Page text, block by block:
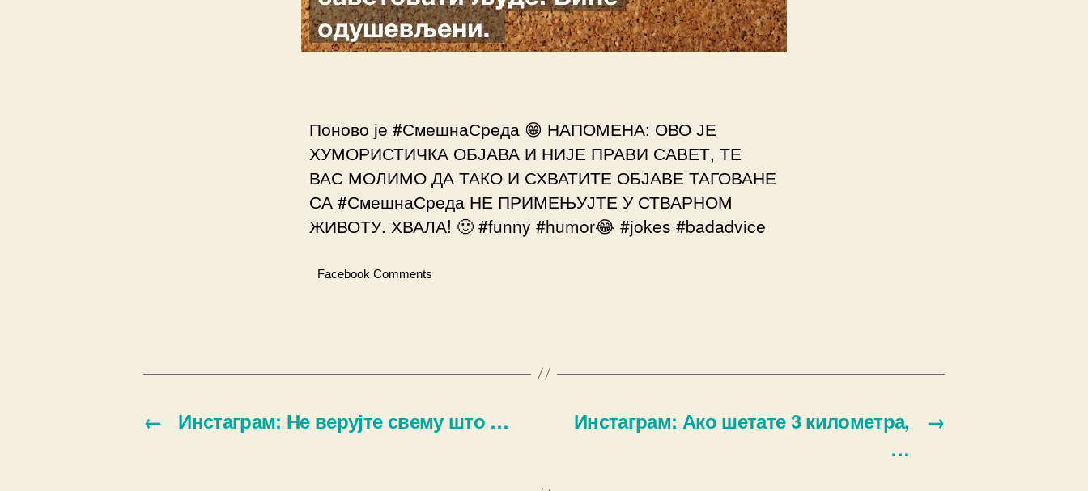
Поново је #СмешнаСреда 😁 НАПОМЕНА: ОВО ЈЕ
ХУМОРИСТИЧКА ОБЈАВА И НИЈЕ ПРАВИ САВЕТ, ТЕ
ВАС МОЛИМО ДА ТАКО И СХВАТИТЕ ОБЈАВЕ ТАГОВАНЕ
СА #СмешнаСреда НЕ ПРИМЕЊУЈТЕ У СТВАРНОМ
ЖИВОТУ. ХВАЛА! 🙂 #funny #humor😂 #jokes #badadvice
Facebook Comments
← Инстаграм: Не верујте свему што … →
Инстаграм: Ако шетате 3 километра,
…